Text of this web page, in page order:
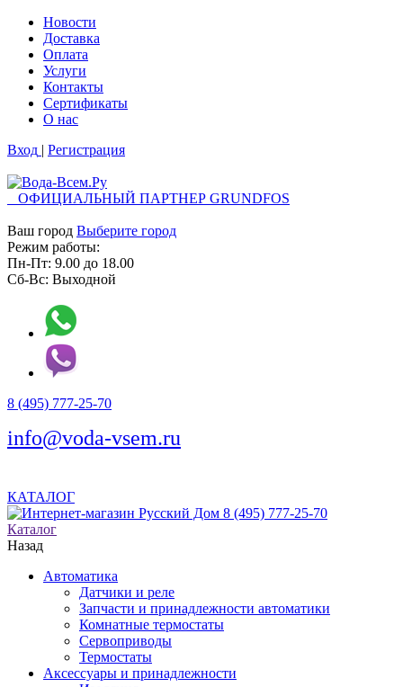
Новости
Доставка
Оплата
Услуги
Контакты
Cертификаты
О нас
Вход | Регистрация
ОФИЦИАЛЬНЫЙ ПАРТНЕР GRUNDFOS
Ваш город Выберите город
Режим работы:
Пн-Пт: 9.00 до 18.00
Сб-Вс: Выходной
8 (495) 777-25-70
info@voda-vsem.ru
КАТАЛОГ
8 (495) 777-25-70
Каталог
Назад
Автоматика
Датчики и реле
Запчасти и принадлежности автоматики
Комнатные термостаты
Сервоприводы
Термостаты
Аксессуары и принадлежности